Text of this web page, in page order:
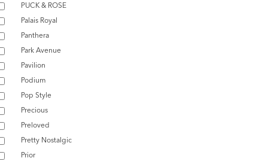
PUCK & ROSE
Palais Royal
Panthera
Park Avenue
Pavilion
Podium
Pop Style
Precious
Preloved
Pretty Nostalgic
Prior